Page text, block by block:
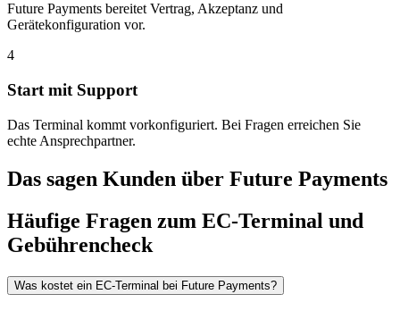
Future Payments bereitet Vertrag, Akzeptanz und
Gerätekonfiguration vor.
4
Start mit Support
Das Terminal kommt vorkonfiguriert. Bei Fragen erreichen Sie
echte Ansprechpartner.
Das sagen Kunden über Future Payments
Häufige Fragen zum EC-Terminal und
Gebührencheck
Was kostet ein EC-Terminal bei Future Payments?